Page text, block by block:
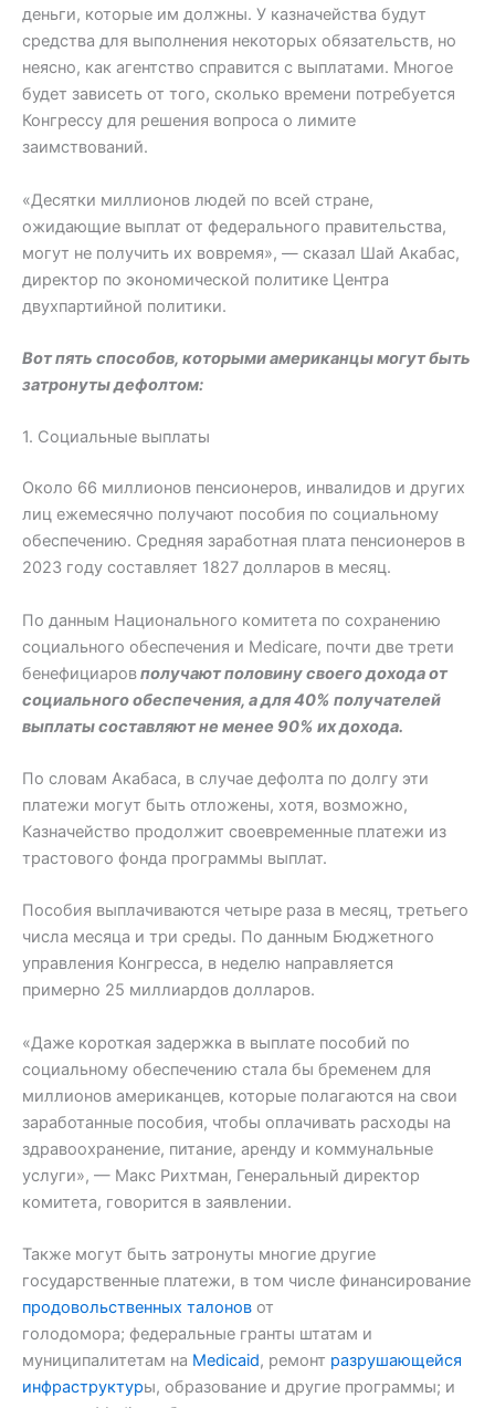
деньги, которые им должны. У казначейства будут
средства для выполнения некоторых обязательств, но
неясно, как агентство справится с выплатами. Многое
будет зависеть от того, сколько времени потребуется
Конгрессу для решения вопроса о лимите
заимствований.
«Десятки миллионов людей по всей стране,
ожидающие выплат от федерального правительства,
могут не получить их вовремя», — сказал Шай Акабас,
директор по экономической политике Центра
двухпартийной политики.
Вот пять способов, которыми американцы могут быть
затронуты дефолтом:
1. Социальные выплаты
Около 66 миллионов пенсионеров, инвалидов и других
лиц ежемесячно получают пособия по социальному
обеспечению. Средняя заработная плата пенсионеров в
2023 году составляет 1827 долларов в месяц.
По данным Национального комитета по сохранению
социального обеспечения и Medicare, почти две трети
бенефициаровполучают половину своего дохода от
социального обеспечения, а для 40% получателей
выплаты составляют не менее 90% их дохода.
По словам Акабаса, в случае дефолта по долгу эти
платежи могут быть отложены, хотя, возможно,
Казначейство продолжит своевременные платежи из
трастового фонда программы выплат.
Пособия выплачиваются четыре раза в месяц, третьего
числа месяца и три среды. По данным Бюджетного
управления Конгресса, в неделю направляется
примерно 25 миллиардов долларов.
«Даже короткая задержка в выплате пособий по
социальному обеспечению стала бы бременем для
миллионов американцев, которые полагаются на свои
заработанные пособия, чтобы оплачивать расходы на
здравоохранение, питание, аренду и коммунальные
услуги», — Макс Рихтман, Генеральный директор
комитета, говорится в заявлении.
Также могут быть затронуты многие другие
государственные платежи, в том числе финансирование
продовольственных талонов от
голодомора; федеральные гранты штатам и
муниципалитетам на Medicaid, ремонт разрушающейся
инфраструктуры, образование и другие программы; и